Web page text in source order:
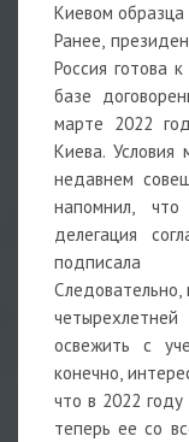
Киевом образца
Ранее,
Россия готова
базе
марте 2022
Киева. Условия
недавнем
напомнил,
делегация
подписала
Следовательно,
освежить с
конечно,
что в 2022
теперь ее со